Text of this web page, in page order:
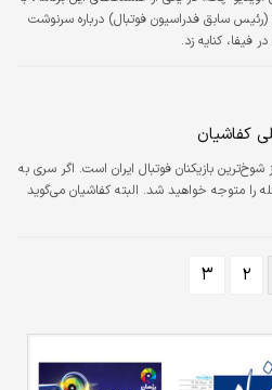
سابق فدراسیون فوتبال) درباره سرنوشت
فیفا، کنایه زد.
کفاشیان
شوخ‌ترین بازیکنان فوتبال ایران است. اگر سری به
را متوجه خواهید شد. البته کفاشیان می‌گوید
۲ ۳